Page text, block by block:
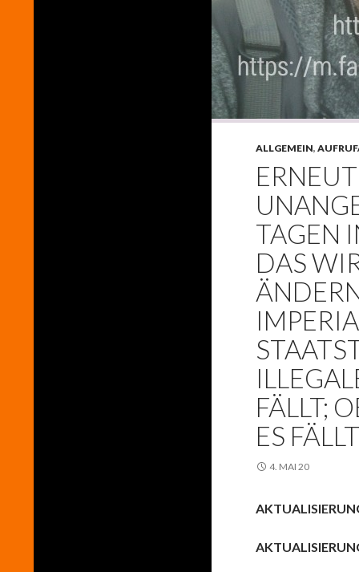
ALLGEMEIN,
TAGEN
DAS
FÄLLT;
ES
4. MAI 20